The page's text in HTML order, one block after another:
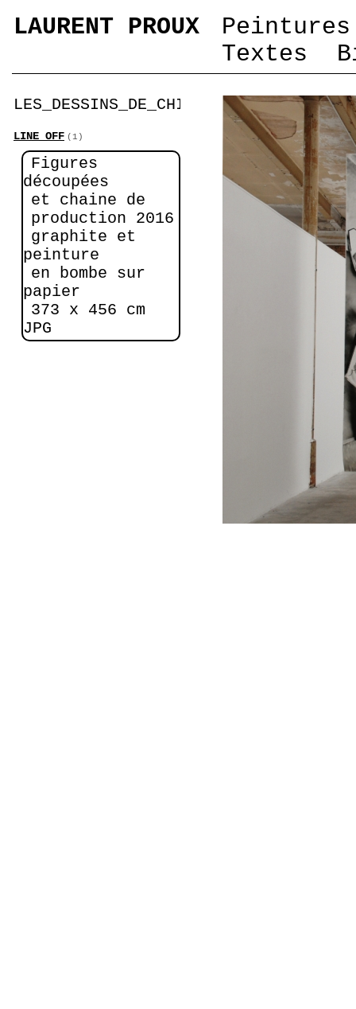
LAURENT PROUX
Peintures
Textes
LES_DESSINS_DE_CHICAGO (5)
LINE_OFF (1)
Figures
découpées
et chaine de
production 2016
graphite et
peinture
en bombe sur
papier
373 x 456 cm
JPG